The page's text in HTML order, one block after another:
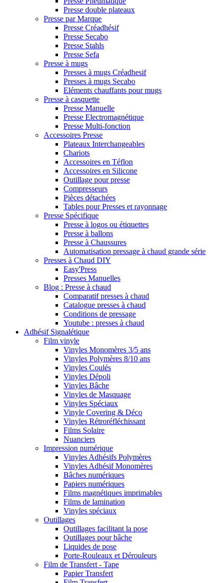
Presse double plateaux
Presse par Marque
Presse Créadhésif
Presse Secabo
Presse Stahls
Presse Sefa
Presse à mugs
Presses à mugs Créadhesif
Presses à mugs Secabo
Eléments chauffants pour mugs
Presse à casquette
Presse Manuelle
Presse Electromagnétique
Presse Multi-fonction
Accessoires Presse
Plateaux Interchangeables
Chariots
Accessoires en Téflon
Accessoires en Silicone
Outillage pour presse
Compresseurs
Pièces détachées
Tables pour Presses et rayonnage
Presse Spécifique
Presse à logos ou étiquettes
Presse à ballons
Presse à Chaussures
Automatisation pressage à chaud grande série
Presses à Chaud DIY
Easy'Press
Presses Manuelles
Blog : Presse à chaud
Comparatif presses à chaud
Catalogue presses à chaud
Conditions de pressage
Youtube : presses à chaud
Adhésif Signalétique
Film vinyle
Vinyles Monomères 3/5 ans
Vinyles Polymères 8/10 ans
Vinyles Coulés
Vinyles Dépoli
Vinyles Bâche
Vinyles de Masquage
Vinyles Spéciaux
Vinyle Covering & Déco
Vinyles Rétroréfléchissant
Films Solaire
Nuanciers
Impression numérique
Vinyles Adhésifs Polymères
Vinyles Adhésif Monomères
Bâches numériques
Papiers numériques
Films magnétiques imprimables
Films de lamination
Vinyles spéciaux
Outillages
Outillages facilitant la pose
Outillages pour bâche
Liquides de pose
Porte-Rouleaux et Dérouleurs
Film de Transfert - Tape
Papier Transfert